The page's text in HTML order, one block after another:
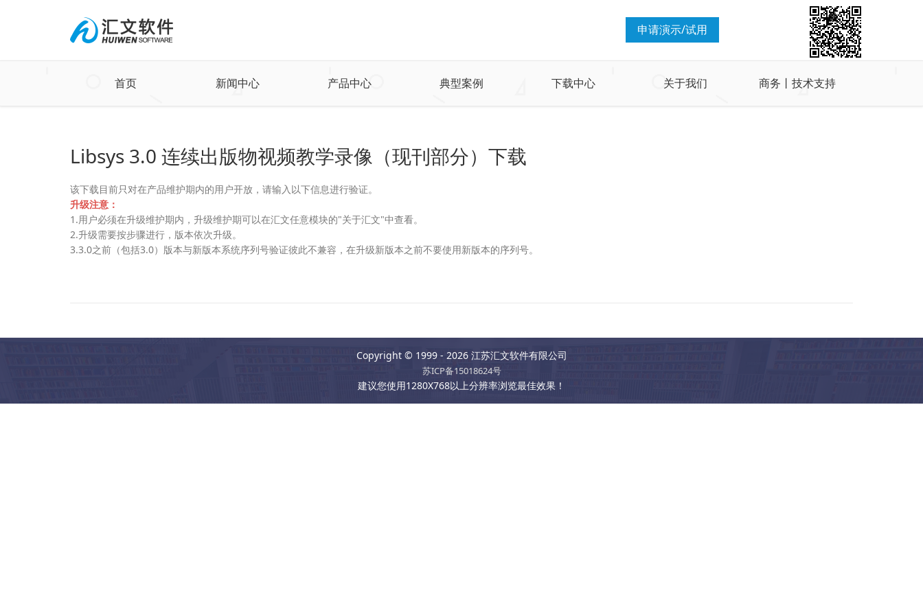
申请演示/试用
首页 新闻中心 产品中心 典型案例 下载中心 关于我们 商务丨技术支持
Libsys 3.0 连续出版物视频教学录像（现刊部分）下载
该下载目前只对在产品维护期内的用户开放，请输入以下信息进行验证。
升级注意：
1.用户必须在升级维护期内，升级维护期可以在汇文任意模块的"关于汇文"中查看。
2.升级需要按步骤进行，版本依次升级。
3.3.0之前（包括3.0）版本与新版本系统序列号验证彼此不兼容，在升级新版本之前不要使用新版本的序列号。
Copyright © 1999 - 2026 江苏汇文软件有限公司
苏ICP备15018624号
建议您使用1280X768以上分辨率浏览最佳效果！